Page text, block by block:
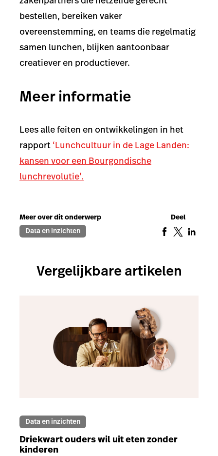
bestellen, bereiken vaker
overeenstemming, en teams die regelmatig
samen lunchen, blijken aantoonbaar
creatiever en productiever.
Meer informatie
Lees alle feiten en ontwikkelingen in het
rapport ‘Lunchcultuur in de Lage Landen:
kansen voor een Bourgondische
lunchrevolutie’.
Meer over dit onderwerp
Data en inzichten
Deel
Vergelijkbare artikelen
Data en inzichten
Driekwart ouders wil uit eten zonder
kinderen